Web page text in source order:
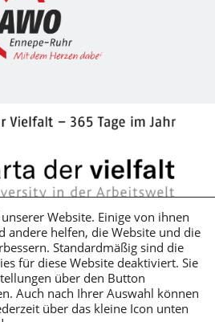
Datenschutzerklärung
Website. Einige von ihnen
andere helfen, die Website und die
Standardmäßig sind die
für diese Website deaktiviert. Sie
über den Button
Auch nach Ihrer Auswahl können
über das kleine Icon unten